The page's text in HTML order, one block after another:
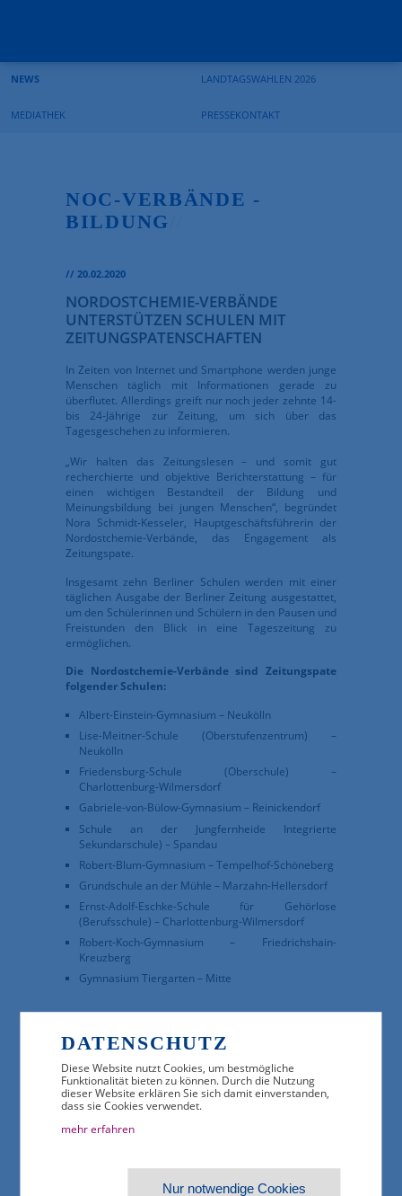
überspringen
Navigation
überspringen
NEWS LANDTAGSWAHLEN 2026
MEDIATHEK PRESSEKONTAKT
NOC-VERBÄNDE -
BILDUNG
// 20.02.2020
NORDOSTCHEMIE-VERBÄNDE
UNTERSTÜTZEN SCHULEN MIT
ZEITUNGSPATENSCHAFTEN
In Zeiten von Internet und Smartphone werden junge
Menschen täglich mit Informationen gerade zu
überflutet. Allerdings greift nur noch jeder zehnte 14-
bis 24-Jährige zur Zeitung, um sich über das
Tagesgeschehen zu informieren.
„Wir halten das Zeitungslesen – und somit gut
recherchierte und objektive Berichterstattung – für
einen wichtigen Bestandteil der Bildung und
Meinungsbildung bei jungen Menschen“, begründet
Nora Schmidt-Kesseler, Hauptgeschäftsführerin der
Nordostchemie-Verbände, das Engagement als
Zeitungspate.
Insgesamt zehn Berliner Schulen werden mit einer
täglichen Ausgabe der Berliner Zeitung ausgestattet,
um den Schülerinnen und Schülern in den Pausen und
Freistunden den Blick in eine Tageszeitung zu
ermöglichen.
Die Nordostchemie-Verbände sind Zeitungspate
folgender Schulen:
Albert-Einstein-Gymnasium – Neukölln
Lise-Meitner-Schule (Oberstufenzentrum) –
Neukölln
Friedensburg-Schule (Oberschule) –
Charlottenburg-Wilmersdorf
Gabriele-von-Bülow-Gymnasium – Reinickendorf
Schule an der Jungfernheide Integrierte
Sekundarschule) – Spandau
Robert-Blum-Gymnasium – Tempelhof-Schöneberg
Grundschule an der Mühle – Marzahn-Hellersdorf
Ernst-Adolf-Eschke-Schule für Gehörlose
(Berufsschule) – Charlottenburg-Wilmersdorf
Robert-Koch-Gymnasium – Friedrichshain-
Kreuzberg
Gymnasium Tiergarten – Mitte
DATENSCHUTZ
Diese Website nutzt Cookies, um bestmögliche
Funktionalität bieten zu können. Durch die Nutzung
dieser Website erklären Sie sich damit einverstanden,
dass sie Cookies verwendet.
mehr erfahren
Nur notwendige Cookies